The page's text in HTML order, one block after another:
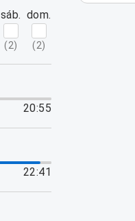
sáb.
(2)
dom.
(2)
20:55
22:41